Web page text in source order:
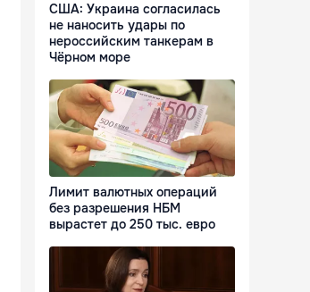
США: Украина согласилась
не наносить удары по
нероссийским танкерам в
Чёрном море
Лимит валютных операций
без разрешения НБМ
вырастет до 250 тыс. евро